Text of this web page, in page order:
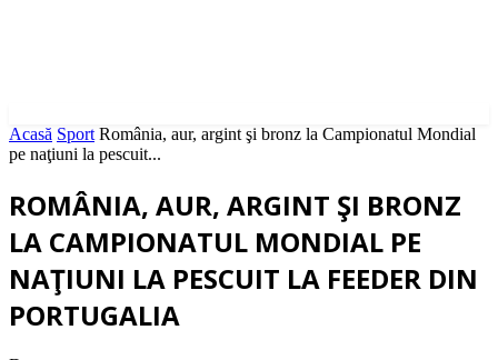
Acasă Sport România, aur, argint şi bronz la Campionatul Mondial
pe naţiuni la pescuit...
ROMÂNIA, AUR, ARGINT ŞI BRONZ
LA CAMPIONATUL MONDIAL PE
NAŢIUNI LA PESCUIT LA FEEDER DIN
PORTUGALIA